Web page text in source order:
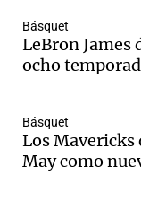
Básquet
LeBron James
ocho
Básquet
Los Mavericks
May como